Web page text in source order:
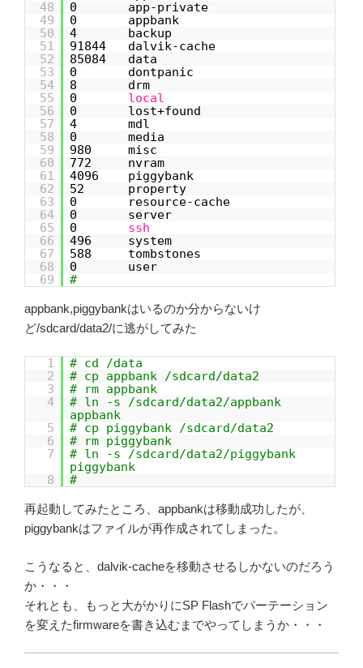
48
0 app-private
49
0 appbank
50
4 backup
51
91844 dalvik-cache
52
85084 data
53
0 dontpanic
54
8 drm
55
0 local
56
0 lost+found
57
4 mdl
58
0 media
59
980 misc
60
772 nvram
61
4096 piggybank
62
52 property
63
0 resource-cache
64
0 server
65
0 ssh
66
496 system
67
588 tombstones
68
0 user
69
#
appbank,piggybankはいるのか分からないけ
ど/sdcard/data2/に逃がしてみた
1
# cd /data
2
# cp appbank /sdcard/data2
3
# rm appbank
4
# ln -s /sdcard/data2/appbank
appbank
5
# cp piggybank /sdcard/data2
6
# rm piggybank
7
# ln -s /sdcard/data2/piggybank
piggybank
8
#
再起動してみたところ、appbankは移動成功したが、
piggybankはファイルが再作成されてしまった。
こうなると、dalvik-cacheを移動させるしかないのだろう
か・・・
それとも、もっと大がかりにSP Flashでパーテーション
を変えたfirmwareを書き込むまでやってしまうか・・・